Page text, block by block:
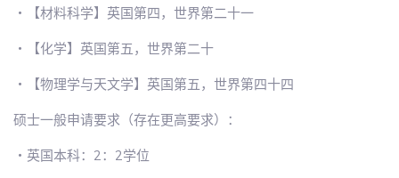
・【材料科学】英国第四，世界第二十一
・【化学】英国第五，世界第二十
・【物理学与天文学】英国第五，世界第四十四
硕士一般申请要求（存在更高要求）：
・英国本科：2：2学位